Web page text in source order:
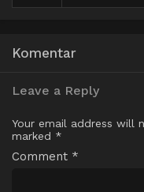
Komentar
Leave a Reply
Your email address will
marked *
Comment *